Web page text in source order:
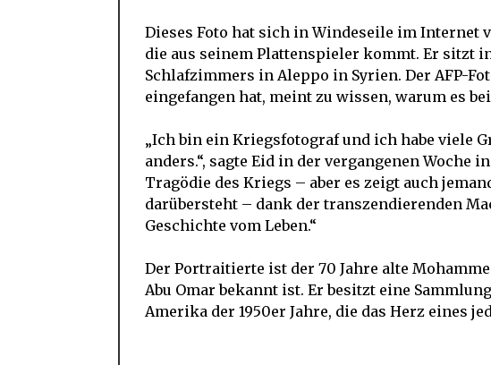
Dieses Foto hat sich in Windeseile im Internet
die aus seinem Plattenspieler kommt. Er sitzt
Schlafzimmers in Aleppo in Syrien. Der AFP-
eingefangen hat, meint zu wissen, warum es
„Ich bin ein Kriegsfotograf und ich habe viele
anders.“, sagte Eid in der vergangenen Woche
Tragödie des Kriegs – aber es zeigt auch
darübersteht – dank der transzendierenden
Geschichte vom Leben.“
Der Portraitierte ist der 70 Jahre alte
Abu Omar bekannt ist. Er besitzt eine
Amerika der 1950er Jahre, die das Herz eines